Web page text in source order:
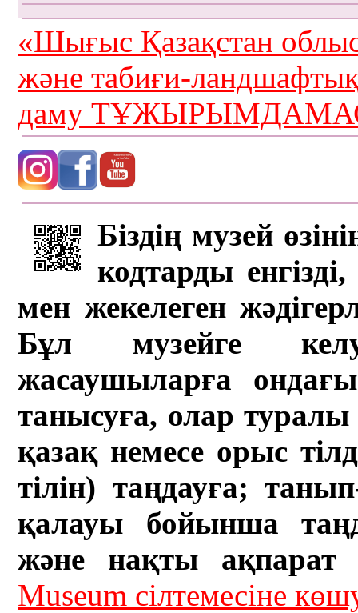
«Шығыс Қазақстан
және табиғи-
даму
Біздің музей
кодтарды
мен жекелеген
Бұл музейге
жасаушыларға
танысуға, олар туралы
қазақ немесе орыс
тілін) таңдауға;
қалауы бойынша
және нақты ақпарат
Museum сілтемесіне